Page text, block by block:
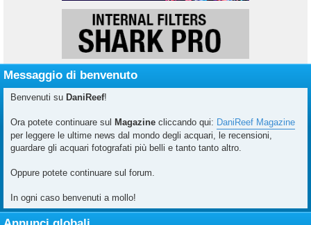
Messaggio di benvenuto
Benvenuti su DaniReef!
Ora potete continuare sul Magazine cliccando qui: DaniReef Magazine
per leggere le ultime news dal mondo degli acquari, le recensioni,
guardare gli acquari fotografati più belli e tanto tanto altro.
Oppure potete continuare sul forum.
In ogni caso benvenuti a mollo!